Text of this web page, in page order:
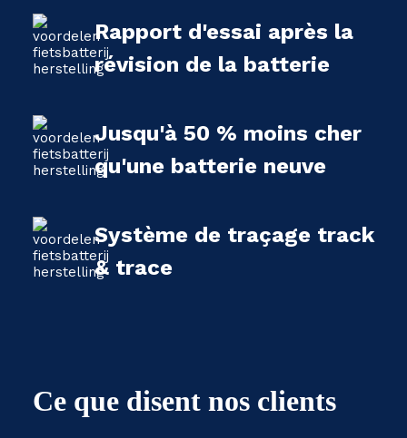
Rapport d'essai après la
révision de la batterie
Jusqu'à 50 % moins cher
qu'une batterie neuve
Système de traçage track
& trace
Ce que disent nos clients